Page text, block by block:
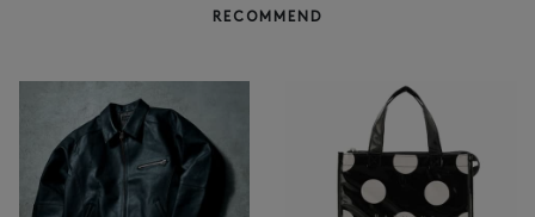
RECOMMEND